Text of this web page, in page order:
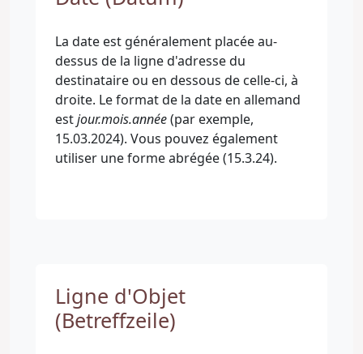
La date est généralement placée au-
dessus de la ligne d'adresse du
destinataire ou en dessous de celle-ci, à
droite. Le format de la date en allemand
estjour.mois.année(par exemple,
15.03.2024). Vous pouvez également
utiliser une forme abrégée (15.3.24).
Ligne d'Objet
(Betreffzeile)